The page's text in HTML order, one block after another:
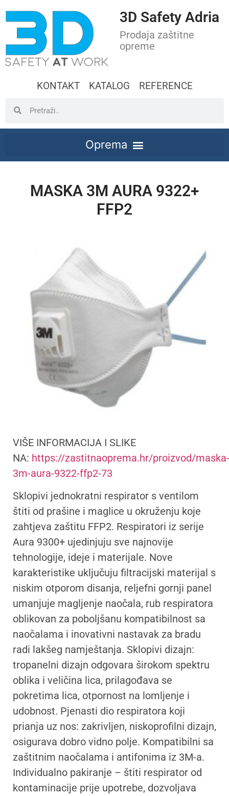
3D Safety Adria
Prodaja zaštitne
opreme
KONTAKT KATALOG REFERENCE
MASKA 3M AURA 9322+
FFP2
VIŠE INFORMACIJA I SLIKE
NA: https://zastitnaoprema.hr/proizvod/maska-
3m-aura-9322-ffp2-73
Sklopivi jednokratni respirator s ventilom
štiti od prašine i maglice u okruženju koje
zahtjeva zaštitu FFP2. Respiratori iz serije
Aura 9300+ ujedinjuju sve najnovije
tehnologije, ideje i materijale. Nove
karakteristike uključuju filtracijski materijal s
niskim otporom disanja, reljefni gornji panel
umanjuje magljenje naočala, rub respiratora
oblikovan za poboljšanu kompatibilnost sa
naočalama i inovativni nastavak za bradu
radi lakšeg namještanja. Sklopivi dizajn:
tropanelni dizajn odgovara širokom spektru
oblika i veličina lica, prilagođava se
pokretima lica, otpornost na lomljenje i
udobnost. Pjenasti dio respiratora koji
prianja uz nos: zakrivljen, niskoprofilni dizajn,
osigurava dobro vidno polje. Kompatibilni sa
zaštitnim naočalama i antifonima iz 3M-a.
Individualno pakiranje – štiti respirator od
kontaminacije prije upotrebe, dozvoljava